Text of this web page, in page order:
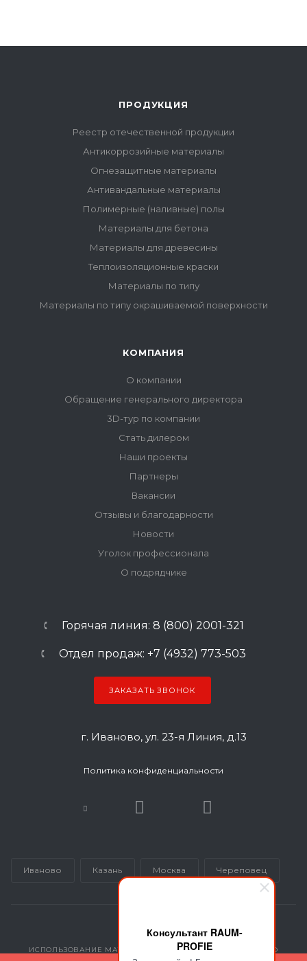
Консультант RAUM-
PROFIE
ПРОДУКЦИЯ
Реестр отечественной продукции
Антикоррозийные материалы
Огнезащитные материалы
Антивандальные материалы
Полимерные (наливные) полы
Материалы для бетона
Материалы для древесины
Теплоизоляционные краски
Материалы по типу
Материалы по типу окрашиваемой поверхности
КОМПАНИЯ
О компании
Обращение генерального директора
3D-тур по компании
Стать дилером
Наши проекты
Партнеры
Вакансии
Отзывы и благодарности
Новости
Уголок профессионала
О подрядчике
Горячая линия: 8 (800) 2001-321
Отдел продаж: +7 (4932) 773-503
ЗАКАЗАТЬ ЗВОНОК
г. Иваново, ул. 23-я Линия, д.13
Политика конфиденциальности
Иваново Казань Москва Череповец
ИСПОЛЬЗОВАНИЕ МАТЕРИАЛОВ САЙТА ВОЗМОЖНО ТОЛЬКО